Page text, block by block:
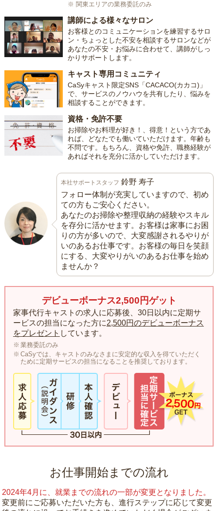
※ 関東エリアの業務委託のみ
講師による様々なサロン
お客様とのコミュニケーションを練習するサロ
ン・ちょっとした不安を相談するサロンなどが
あなたの不安・お悩みに合わせて、講師がしっ
かりサポートします。
キャスト専用コミュニティ
CaSyキャスト限定SNS「CACACO(カカコ)」
で、サービスのノウハウを共有したり、悩みを
相談することができます。
資格・免許不要
お掃除やお料理が好き！、得意！という方であ
れば、どなたでも働いていただけます。年齢も
不問です。もちろん、資格や免許、職務経験が
あればそれを充分に活かしていただけます。
本社サポートスタッフ 鈴野 寿子
フォロー体制が充実していますので、初め
ての方もご安心ください。
あなたのお掃除や整理収納の経験やスキル
を存分に活かせます。お客様は家事にお困
りの方が多いので、大変感謝されるやりが
いのあるお仕事です。お客様の毎日を笑顔
にする、大変やりがいのあるお仕事を始め
ませんか？
デビューボーナス2,500円ゲット
家事代行キャストの求人に応募後、30日以内に定期サ
ービスの担当になった方に2,500円のデビューボーナス
をプレゼント しています。
業務委託のみ
CaSyでは、キャストのみなさまに安定的な収入を得ていただく
ために定期サービスの担当になることを推奨しております。
お仕事開始までの流れ
2024年4月に、就業までの流れの一部が変更となりました。
変更前にご応募いただいた方も、進行ステップに応じて変更